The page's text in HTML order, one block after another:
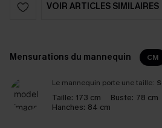
VOIR ARTICLES SIMILAIRES
Mensurations du mannequin CM
Le mannequin porte une taille: S
Taille: 173 cm Buste: 78 cm
Hanches: 84 cm